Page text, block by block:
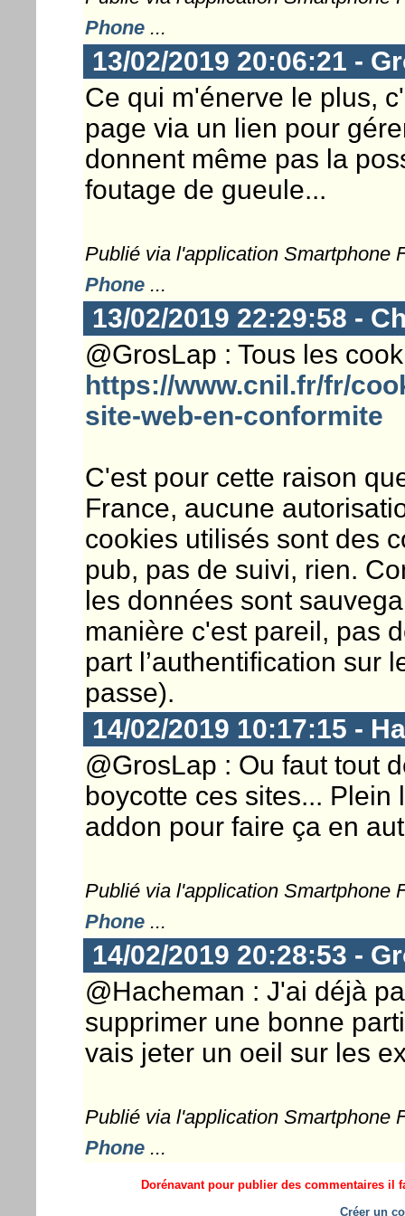
Phone...
13/02/2019 20:06:21 -
Ce qui m'énerve le plus,
page via un lien pour
donnent même pas la
foutage de gueule...
Publié via l'application Smartphone
Phone...
13/02/2019 22:29:58 -
@GrosLap : Tous les
https://www.cnil.fr/fr/
site-web-en-conformite
C'est pour cette raison
France, aucune
cookies utilisés sont des
pub, pas de suivi, rien.
les données sont
manière c'est pareil, pas
part l’authentification sur
passe).
14/02/2019 10:17:15 -
@GrosLap : Ou faut tout
boycotte ces sites... Plein
addon pour faire ça en
Publié via l'application Smartphone
Phone...
14/02/2019 20:28:53 -
@Hacheman : J'ai déjà
supprimer une bonne
vais jeter un oeil sur les
Publié via l'application Smartphone
Phone...
Dorénavant pour publier des commentaires il
Créer un